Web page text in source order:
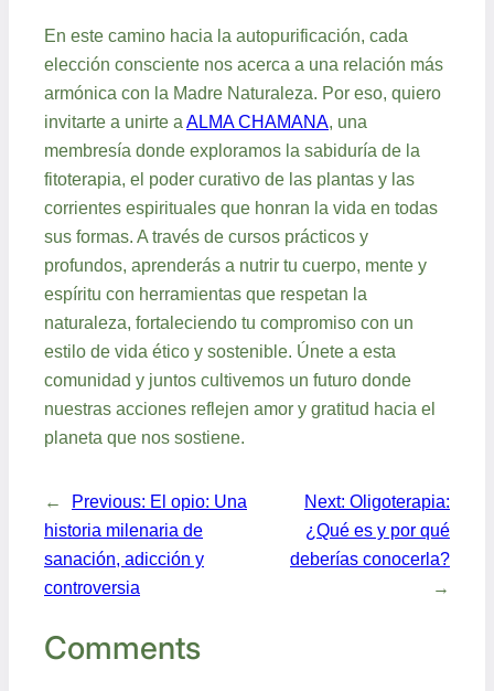
En este camino hacia la autopurificación, cada
elección consciente nos acerca a una relación más
armónica con la Madre Naturaleza. Por eso, quiero
invitarte a unirte a ALMA CHAMANA , una
membresía donde exploramos la sabiduría de la
fitoterapia, el poder curativo de las plantas y las
corrientes espirituales que honran la vida en todas
sus formas. A través de cursos prácticos y
profundos, aprenderás a nutrir tu cuerpo, mente y
espíritu con herramientas que respetan la
naturaleza, fortaleciendo tu compromiso con un
estilo de vida ético y sostenible. Únete a esta
comunidad y juntos cultivemos un futuro donde
nuestras acciones reflejen amor y gratitud hacia el
planeta que nos sostiene.
← Previous: El opio: Una
historia milenaria de
sanación, adicción y
controversia
Next: Oligoterapia:
¿Qué es y por qué
deberías conocerla?
→
Comments